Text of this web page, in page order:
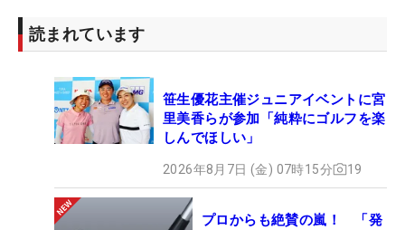
読まれています
笹生優花主催ジュニアイベントに宮
里美香らが参加「純粋にゴルフを楽
しんでほしい」
2026年8月7日 (金) 07時15分 19
プロからも絶賛の嵐！ 「発